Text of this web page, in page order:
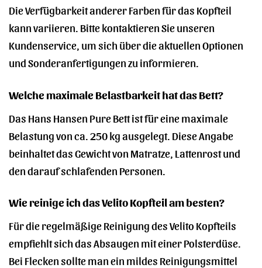
Die Verfügbarkeit anderer Farben für das Kopfteil
kann variieren. Bitte kontaktieren Sie unseren
Kundenservice, um sich über die aktuellen Optionen
und Sonderanfertigungen zu informieren.
Welche maximale Belastbarkeit hat das Bett?
Das Hans Hansen Pure Bett ist für eine maximale
Belastung von ca. 250 kg ausgelegt. Diese Angabe
beinhaltet das Gewicht von Matratze, Lattenrost und
den darauf schlafenden Personen.
Wie reinige ich das Velito Kopfteil am besten?
Für die regelmäßige Reinigung des Velito Kopfteils
empfiehlt sich das Absaugen mit einer Polsterdüse.
Bei Flecken sollte man ein mildes Reinigungsmittel